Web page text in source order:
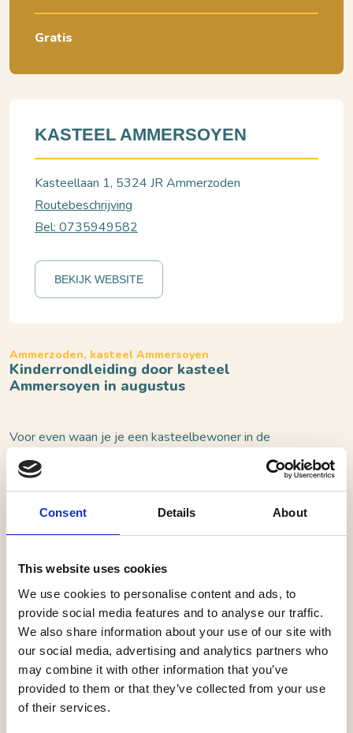
Consent Details About
This website uses cookies
We use cookies to personalise content and ads, to
provide social media features and to analyse our traffic.
We also share information about your use of our site with
our social media, advertising and analytics partners who
may combine it with other information that you’ve
provided to them or that they’ve collected from your use
of their services.
Ammerzoden, kasteel Ammersoyen
Kinderrondleiding door kasteel
Ammersoyen in augustus
Voor even waan je je een kasteelbewoner in de
middeleeuwen! Als de rondleiding begint mag je je
eerst verkleden tot jonkvrouw of ridder, daarna ga je
spannende luikjes. Via trappen in de muren klimmen we
naar de wapenkamer waar jullie harnasonderdelen
mogen passen. De rondleider vertelt jullie leuke
weetjes en mooie verhalen. Natuurlijk brengen we ook
een bezoekje aan de spannende kerker.
Goed om te weten:
Gratis
KASTEEL AMMERSOYEN
Kasteellaan 1, 5324 JR Ammerzoden
Routebeschrijving
Bel: 0735949582
BEKIJK WEBSITE